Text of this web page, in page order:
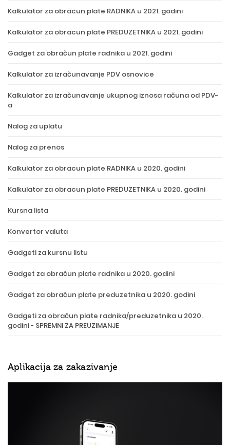
Kalkulator za obracun plate RADNIKA u 2021. godini
Kalkulator za obracun plate PREDUZETNIKA u 2021. godini
Gadget za obračun plate radnika u 2021. godini
Kalkulator za izračunavanje PDV osnovice
Kalkulator za izračunavanje ukupnog iznosa računa od PDV-
a
Nalog za uplatu
Nalog za prenos
Kalkulator za obracun plate RADNIKA u 2020. godini
Kalkulator za obracun plate PREDUZETNIKA u 2020. godini
Kursna lista
Konvertor valuta
Gadgeti za kursnu listu
Gadget za obračun plate radnika u 2020. godini
Gadget za obračun plate preduzetnika u 2020. godini
Gadgeti za obračun plate radnika/preduzetnika u 2020.
godini - SPREMNI ZA PREUZIMANJE
Aplikacija za zakazivanje